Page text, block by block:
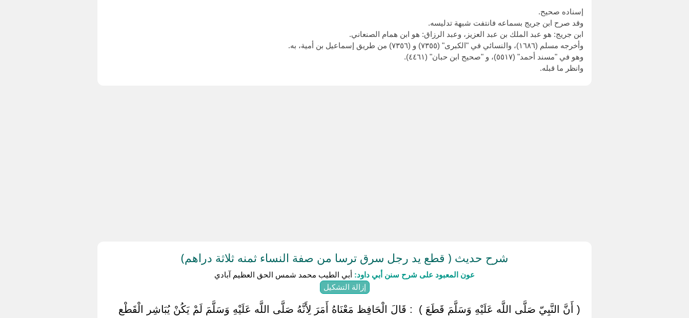
إسناده صحيح.
وقد صرح ابن جريج بسماعه فانتفت شبهة تدليسه.
ابن جريج: هو عبد الملك بن عبد العزيز، وعبد الرزاق: هو ابن همام الصنعاني.
وأخرجه مسلم (١٦٨٦)، والنسائي في "الكبرى" (٧٣٥٥) و (٧٣٥٦) من طريق إسماعيل بن أمية، به.
وهو في "مسند أحمد" (٥٥١٧)، و "صحيح ابن حبان" (٤٤٦١).
وانظر ما قبله.
شرح حديث ( قطع يد رجل سرق ترسا من صفة النساء ثمنه ثلاثة دراهم)
عون المعبود على شرح سنن أبي داود: أبي الطيب محمد شمس الحق العظيم آبادي
إزالة التشكيل
‏ ‏( أَنَّ النَّبِيّ صَلَّى اللَّه عَلَيْهِ وَسَلَّمَ قَطَعَ ) ‏ ‏: قَالَ الْحَافِظ مَعْنَاهُ أَمَرَ لِأَنَّهُ صَلَّى اللَّه عَلَيْهِ وَسَلَّمَ لَمْ يَكُنْ يُبَاشِر الْقَطْع